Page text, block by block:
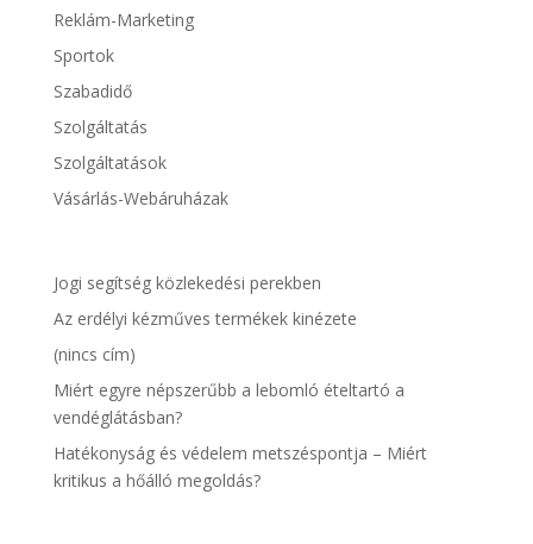
Reklám-Marketing
Sportok
Szabadidő
Szolgáltatás
Szolgáltatások
Vásárlás-Webáruházak
Jogi segítség közlekedési perekben
Az erdélyi kézműves termékek kinézete
(nincs cím)
Miért egyre népszerűbb a lebomló ételtartó a
vendéglátásban?
Hatékonyság és védelem metszéspontja – Miért
kritikus a hőálló megoldás?